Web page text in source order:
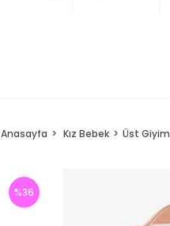
Anasayfa Kız Bebek Üst Giyim
%36